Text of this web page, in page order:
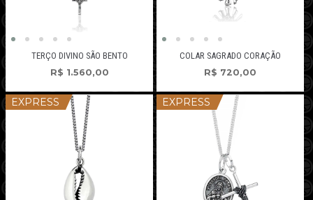
TERÇO DIVINO SÃO BENTO
R$ 1.560,00
COLAR SAGRADO CORAÇÃO
R$ 720,00
EXPRESS EXPRESS